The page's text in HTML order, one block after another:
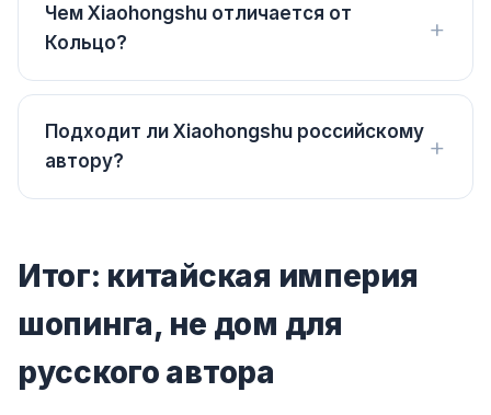
Чем Xiaohongshu отличается от
Кольцо?
Подходит ли Xiaohongshu российскому
автору?
Итог: китайская империя
шопинга, не дом для
русского автора